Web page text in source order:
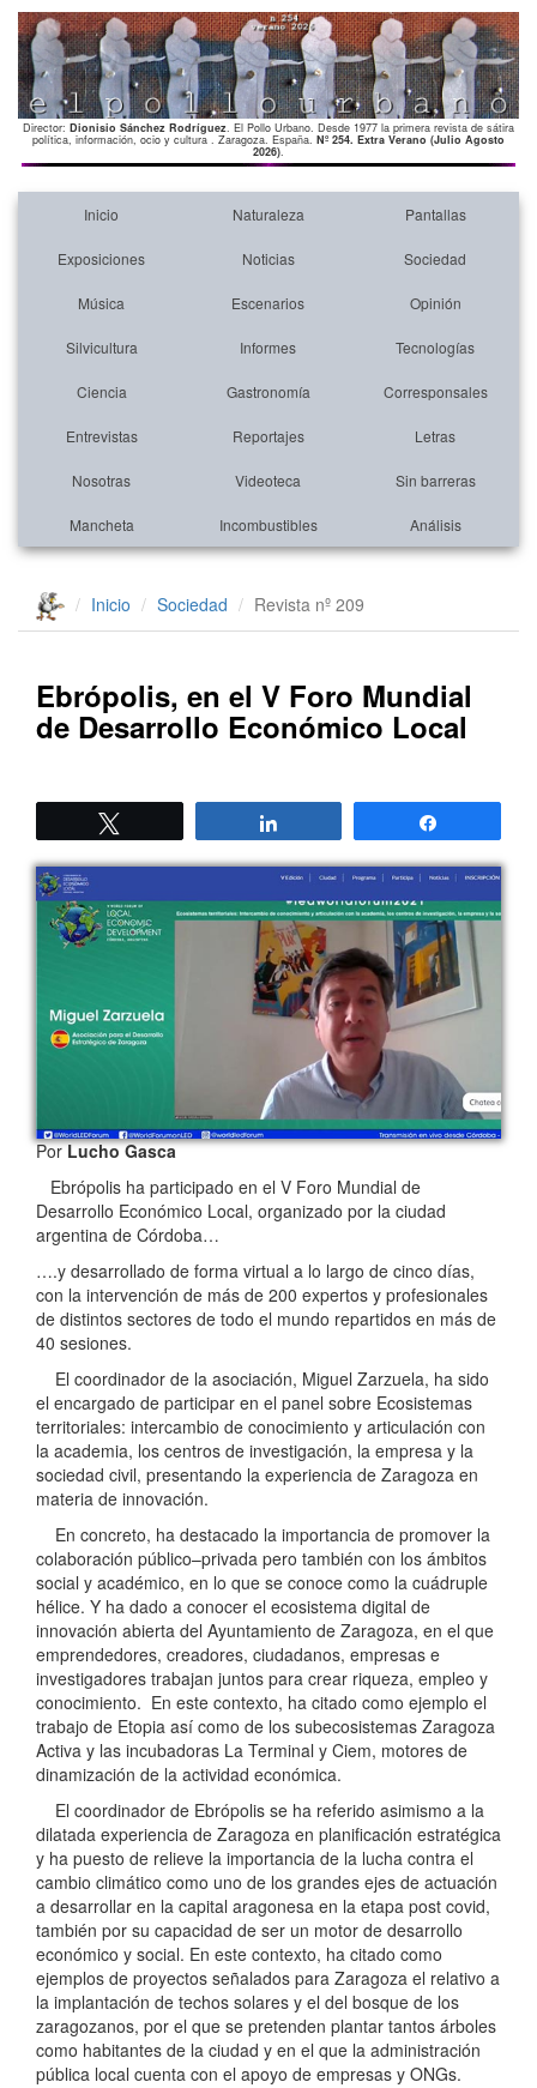
Director: Dionisio Sánchez Rodríguez. El Pollo Urbano. Desde 1977 la primera revista de sátira
política, información, ocio y cultura . Zaragoza. España. Nº 254. Extra Verano (Julio Agosto
2026).
Inicio Naturaleza Pantallas
Exposiciones Noticias Sociedad
Música Escenarios Opinión
Silvicultura Informes Tecnologías
Ciencia Gastronomía Corresponsales
Entrevistas Reportajes Letras
Nosotras Videoteca Sin barreras
Mancheta Incombustibles Análisis
Inicio Sociedad Revista nº 209
Ebrópolis, en el V Foro Mundial
de Desarrollo Económico Local
PorLucho Gasca
Ebrópolis ha participado en el V Foro Mundial de
Desarrollo Económico Local, organizado por la ciudad
argentina de Córdoba…
….y desarrollado de forma virtual a lo largo de cinco días,
con la intervención de más de 200 expertos y profesionales
de distintos sectores de todo el mundo repartidos en más de
40 sesiones.
El coordinador de la asociación, Miguel Zarzuela, ha sido
el encargado de participar en el panel sobre Ecosistemas
territoriales: intercambio de conocimiento y articulación con
la academia, los centros de investigación, la empresa y la
sociedad civil, presentando la experiencia de Zaragoza en
materia de innovación.
En concreto, ha destacado la importancia de promover la
colaboración público–privada pero también con los ámbitos
social y académico, en lo que se conoce como la cuádruple
hélice. Y ha dado a conocer el ecosistema digital de
innovación abierta del Ayuntamiento de Zaragoza, en el que
emprendedores, creadores, ciudadanos, empresas e
investigadores trabajan juntos para crear riqueza, empleo y
conocimiento. En este contexto, ha citado como ejemplo el
trabajo de Etopia así como de los subecosistemas Zaragoza
Activa y las incubadoras La Terminal y Ciem, motores de
dinamización de la actividad económica.
El coordinador de Ebrópolis se ha referido asimismo a la
dilatada experiencia de Zaragoza en planificación estratégica
y ha puesto de relieve la importancia de la lucha contra el
cambio climático como uno de los grandes ejes de actuación
a desarrollar en la capital aragonesa en la etapa post covid,
también por su capacidad de ser un motor de desarrollo
económico y social. En este contexto, ha citado como
ejemplos de proyectos señalados para Zaragoza el relativo a
la implantación de techos solares y el del bosque de los
zaragozanos, por el que se pretenden plantar tantos árboles
como habitantes de la ciudad y en el que la administración
pública local cuenta con el apoyo de empresas y ONGs.